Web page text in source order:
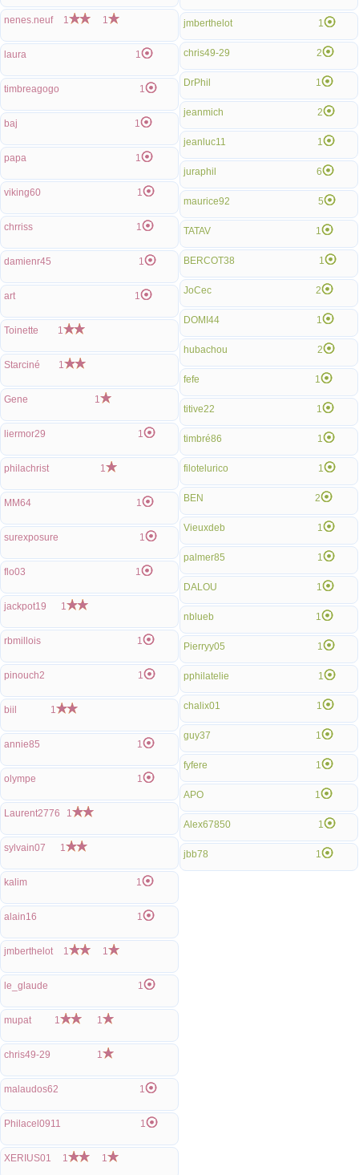
nenes.neuf 1 1
laura 1
timbreagogo 1
baj 1
papa 1
viking60 1
chrriss 1
damienr45 1
art 1
Toinette 1
Starciné 1
Gene 1
liermor29 1
philachrist 1
MM64 1
surexposure 1
flo03 1
jackpot19 1
rbmillois 1
pinouch2 1
biil 1
annie85 1
olympe 1
Laurent2776 1
sylvain07 1
kalim 1
alain16 1
jmberthelot 1 1
le_glaude 1
mupat 1 1
chris49-29 1
malaudos62 1
Philacel0911 1
XERIUS01 1 1
jmberthelot 1
chris49-29 2
DrPhil 1
jeanmich 2
jeanluc11 1
juraphil 6
maurice92 5
TATAV 1
BERCOT38 1
JoCec 2
DOMI44 1
hubachou 2
fefe 1
titive22 1
timbré86 1
filotelurico 1
BEN 2
Vieuxdeb 1
palmer85 1
DALOU 1
nblueb 1
Pierryy05 1
pphilatelie 1
chalix01 1
guy37 1
fyfere 1
APO 1
Alex67850 1
jbb78 1